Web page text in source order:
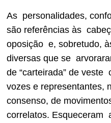
As personalidades,
são referências às
oposição e, sobretudo,
diversas que se
de “carteirada” de veste
vozes e representantes,
consenso, de
correlatos. Esqueceram